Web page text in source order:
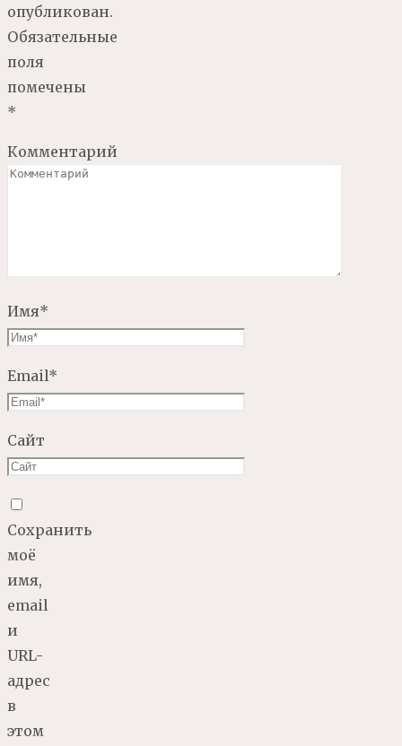
опубликован.
Обязательные
поля
помечены
*
Комментарий
Имя*
Email*
Сайт
Сохранить
моё
имя,
email
и
URL-
адрес
в
этом